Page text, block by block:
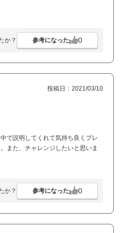
か？ 参考になった 0
投稿日：2021/03/10
で説明してくれて気持ち良くプレ
また、チャレンジしたいと思いま
か？ 参考になった 0